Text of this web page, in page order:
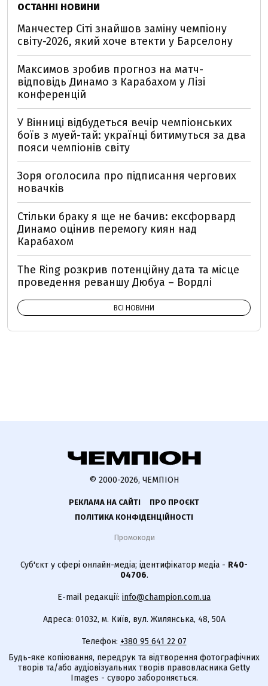
ОСТАННІ НОВИНИ
Манчестер Сіті знайшов заміну чемпіону
світу-2026, який хоче втекти у Барселону
Максимов зробив прогноз на матч-
відповідь Динамо з Карабахом у Лізі
конференцій
У Вінниці відбудеться вечір чемпіонських
боїв з муей-тай: українці битимуться за два
пояси чемпіонів світу
Зоря оголосила про підписання чергових
новачків
Стільки браку я ще не бачив: ексфорвард
Динамо оцінив перемогу киян над
Карабахом
The Ring розкрив потенційну дата та місце
проведення реваншу Дюбуа – Вордлі
ВСІ НОВИНИ
© 2000-2026, ЧЕМПІОН
РЕКЛАМА НА САЙТІ
ПРО ПРОЄКТ
ПОЛІТИКА КОНФІДЕНЦІЙНОСТІ
Промокоди
Суб'єкт у сфері онлайн-медіа; ідентифікатор медіа - R40-
04706.
E-mail редакції: info@champion.com.ua
Адреса: 01032, м. Київ, вул. Жилянська, 48, 50А
Телефон: +380 95 641 22 07
Будь-яке копіювання, передрук та відтворення фотографічних
творів та/або аудіовізуальних творів правовласника Getty
Images - суворо забороняється.